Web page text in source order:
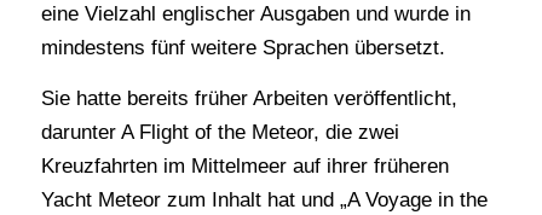
eine Vielzahl englischer Ausgaben und wurde in
mindestens fünf weitere Sprachen übersetzt.
Sie hatte bereits früher Arbeiten veröffentlicht,
darunter A Flight of the Meteor, die zwei
Kreuzfahrten im Mittelmeer auf ihrer früheren
Yacht Meteor zum Inhalt hat und „A Voyage in the